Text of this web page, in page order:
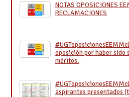
NOTAS OPOSICIONES
RECLAMACIONES
oposición por haber sido
méritos.
aspirantes presentados